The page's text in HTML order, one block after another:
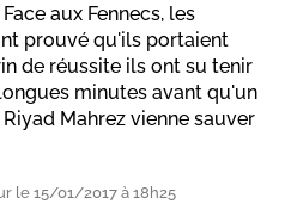
aux Fennecs, les
prouvé qu'ils portaient
de réussite ils ont su tenir
minutes avant qu'un
Mahrez vienne sauver
le 15/01/2017 à 18h25